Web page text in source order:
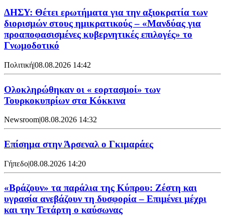
ΔΗΣΥ: Θέτει ερωτήματα για την αξιοκρατία των
διορισμών στους ημικρατικούς – «Μανδύας για
προαποφασισμένες κυβερνητικές επιλογές» το
Γνωμοδοτικό
Πολιτική|08.08.2026 14:42
Ολοκληρώθηκαν οι « εορτασμοί» των
Τουρκοκυπρίων στα Κόκκινα
Newsroom|08.08.2026 14:32
Επίσημα στην Άρσεναλ ο Γκιμαράες
Γήπεδο|08.08.2026 14:20
«Βράζουν» τα παράλια της Κύπρου: Ζέστη και
υγρασία ανεβάζουν τη δυσφορία – Επιμένει μέχρι
και την Τετάρτη ο καύσωνας